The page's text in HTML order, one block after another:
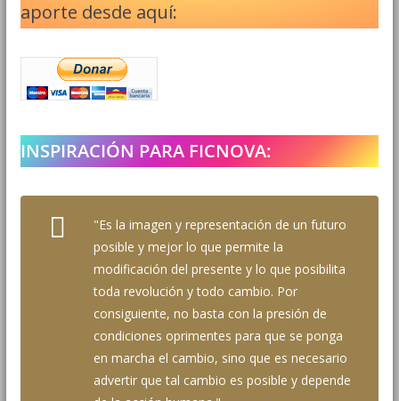
aporte desde aquí:
INSPIRACIÓN PARA FICNOVA:
"Es la imagen y representación de un futuro
posible y mejor lo que permite la
modificación del presente y lo que posibilita
toda revolución y todo cambio. Por
consiguiente, no basta con la presión de
condiciones oprimentes para que se ponga
en marcha el cambio, sino que es necesario
advertir que tal cambio es posible y depende